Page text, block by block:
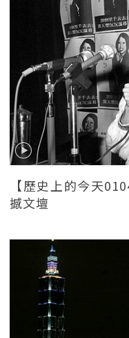
【歷史上的今天
撼文壇